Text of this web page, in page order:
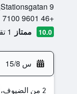
Stationsgatan 9, , ارفيدسجاور, محافظة نوربوتن, السويد
+46 9601 7100
10.0 ممتاز 1 تقييم تم التحقق منه
س 15/8
2 من الضيوف، غرفة واحدة